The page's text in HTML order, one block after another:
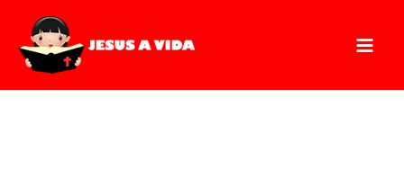
para
conteúdo
seu
e-
mail…